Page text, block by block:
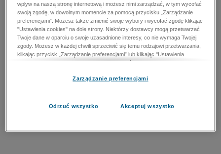
wpływ na naszą stronę internetową i możesz nimi zarządzać, w tym wycofać
swoją zgodę, w dowolnym momencie za pomocą przycisku „Zarządzanie
preferencjami”. Możesz także zmienić swoje wybory i wycofać zgodę klikając
"Ustawienia cookies" na dole strony. Niektórzy dostawcy mogą przetwarzać
Twoje dane w oparciu o swoje uzasadnione interesy, co nie wymaga Twojej
zgody. Możesz w każdej chwili sprzeciwić się temu rodzajowi przetwarzania,
klikając przycisk „Zarządzanie preferencjami” lub klikając "Ustawienia
cookies" na dole strony. Nie możesz sprzeciwić się przetwarzaniu przez
zapobiegania oszustwom i naprawiania błędów, a w tym celu mogą zostać
przetwarzaniu danych osobowych w celu dostarczania i prezentacji reklam i
Zarządzanie preferencjami
Odrzuć wszystko Akceptuj wszystko